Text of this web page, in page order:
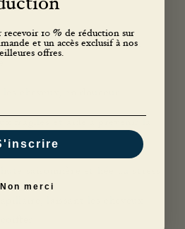
et apporte une sensation
cheveux, en douceur
recevoir 10 % de réduction sur
et un accès exclusif à nos
offres.
Non merci